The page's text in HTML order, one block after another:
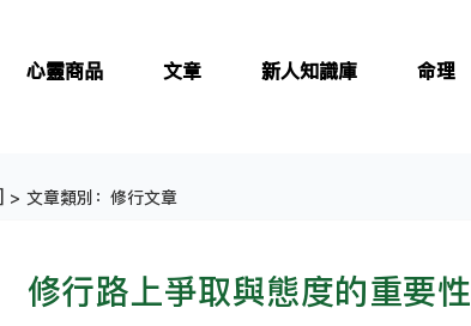
心靈商品 文章 新人知識庫 命理
> 文章類別：修行文章
修行路上爭取與態度的重要性